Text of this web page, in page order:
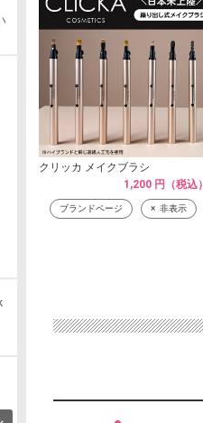
クリッカ メイクブラシ
1,200 円（税込）
ブランドページ 非表示